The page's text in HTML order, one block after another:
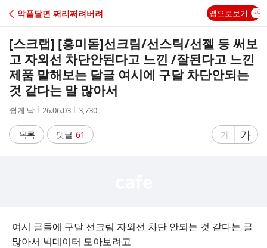
C
A
악플달면 쩌리쩌려버려 앱으로보기
[스크랩] [흥미돋]선크림/선스틱/선젤 등 써보
고 자외선 차단안된다고 느낀 /잘된다고 느낀
제품 말해보는 달글 여시에 구달 차단안되는
것 같다는 말 많아서
작
자
쉽게 딱
작
시
간
26.06.03
조
수
3,730
목록 댓글 61
글
게
가
글
자
게
가
여시 글들에 구달 선크림 자외선 차단 안되는 것 같다는 글
많아서 빅데이터 모아보려고